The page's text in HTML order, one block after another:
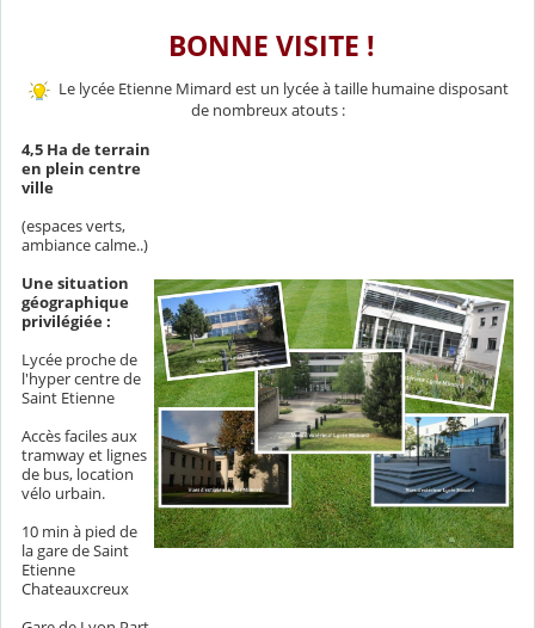
BONNE VISITE !
Le lycée Etienne Mimard est un lycée à taille humaine disposant
de nombreux atouts :
4,5 Ha de terrain
en plein centre
ville
(espaces verts,
ambiance calme..)
Une situation
géographique
privilégiée :
Lycée proche de
l'hyper centre de
Saint Etienne
Accès faciles aux
tramway et lignes
de bus, location
vélo urbain.
10 min à pied de
la gare de Saint
Etienne
Chateauxcreux